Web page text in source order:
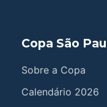
Copa São
Sobre a Copa
Calendário 2026